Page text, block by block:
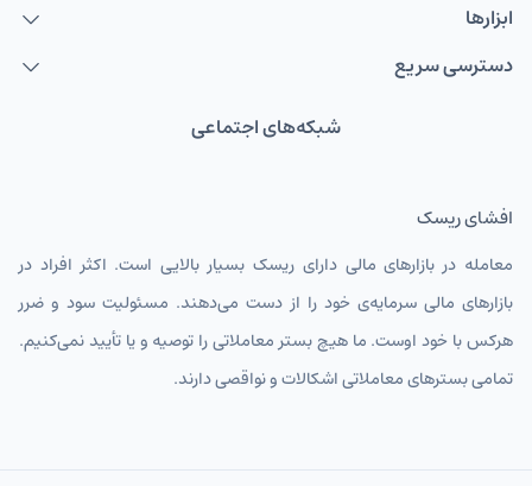
ابزارها
دسترسی سریع
شبکه‌های اجتماعی
افشای ریسک
معامله در بازارهای مالی دارای ریسک بسیار بالایی است. اکثر افراد در
بازارهای مالی سرمایه‌ی خود را از دست می‌دهند. مسئولیت سود و ضرر
هرکس با خود اوست. ما هیچ بستر معاملاتی را توصیه و یا تأیید نمی‌کنیم.
تمامی بسترهای معاملاتی اشکالات و نواقصی دارند.